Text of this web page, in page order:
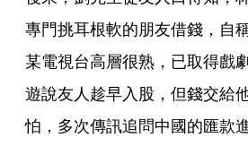
專門挑耳根軟的朋友借錢，自
某電視台高層很熟，已取得戲
遊說友人趁早入股，但錢交給
怕，多次傳訊追問中國的匯款